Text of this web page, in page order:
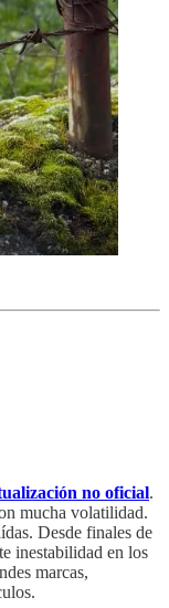
no oficial.
mucha volatilidad.
Desde finales de
inestabilidad en los
marcas,